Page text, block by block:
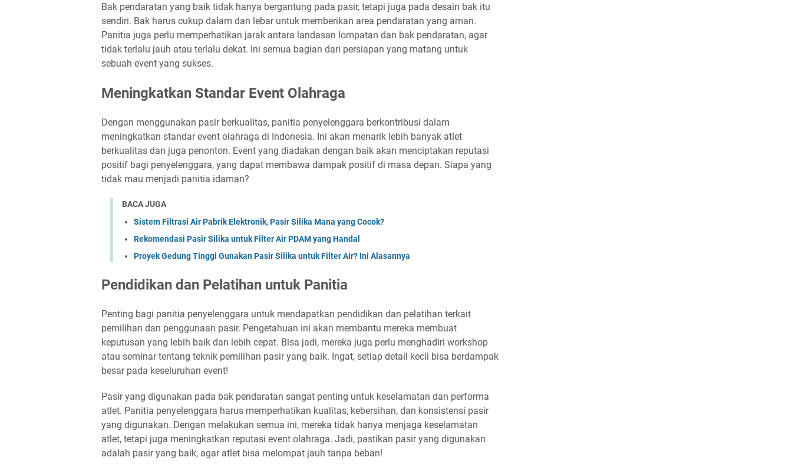
Bak pendaratan yang baik tidak hanya bergantung pada pasir, tetapi juga pada desain bak itu
sendiri. Bak harus cukup dalam dan lebar untuk memberikan area pendaratan yang aman.
Panitia juga perlu memperhatikan jarak antara landasan lompatan dan bak pendaratan, agar
tidak terlalu jauh atau terlalu dekat. Ini semua bagian dari persiapan yang matang untuk
sebuah event yang sukses.
Meningkatkan Standar Event Olahraga
Dengan menggunakan pasir berkualitas, panitia penyelenggara berkontribusi dalam
meningkatkan standar event olahraga di Indonesia. Ini akan menarik lebih banyak atlet
berkualitas dan juga penonton. Event yang diadakan dengan baik akan menciptakan reputasi
positif bagi penyelenggara, yang dapat membawa dampak positif di masa depan. Siapa yang
tidak mau menjadi panitia idaman?
BACA JUGA
Sistem Filtrasi Air Pabrik Elektronik, Pasir Silika Mana yang Cocok?
Rekomendasi Pasir Silika untuk Filter Air PDAM yang Handal
Proyek Gedung Tinggi Gunakan Pasir Silika untuk Filter Air? Ini Alasannya
Pendidikan dan Pelatihan untuk Panitia
Penting bagi panitia penyelenggara untuk mendapatkan pendidikan dan pelatihan terkait
pemilihan dan penggunaan pasir. Pengetahuan ini akan membantu mereka membuat
keputusan yang lebih baik dan lebih cepat. Bisa jadi, mereka juga perlu menghadiri workshop
atau seminar tentang teknik pemilihan pasir yang baik. Ingat, setiap detail kecil bisa berdampak
besar pada keseluruhan event!
Pasir yang digunakan pada bak pendaratan sangat penting untuk keselamatan dan performa
atlet. Panitia penyelenggara harus memperhatikan kualitas, kebersihan, dan konsistensi pasir
yang digunakan. Dengan melakukan semua ini, mereka tidak hanya menjaga keselamatan
atlet, tetapi juga meningkatkan reputasi event olahraga. Jadi, pastikan pasir yang digunakan
adalah pasir yang baik, agar atlet bisa melompat jauh tanpa beban!